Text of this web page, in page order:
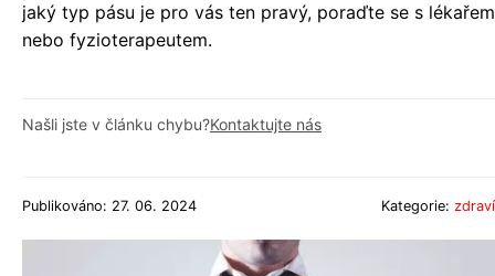
jaký typ pásu je pro vás ten pravý, poraďte se s lékařem
nebo fyzioterapeutem.
Našli jste v článku chybu?Kontaktujte nás
Publikováno: 27. 06. 2024 Kategorie: zdraví